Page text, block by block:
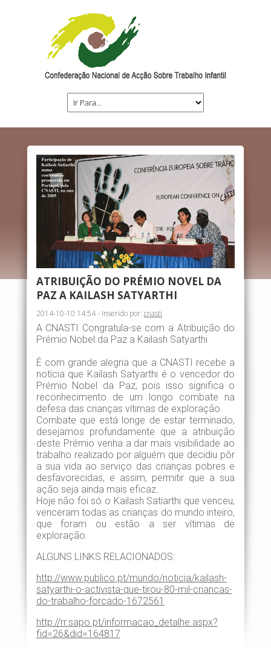
ATRIBUIÇÃO DO PRÉMIO NOVEL DA
PAZ A KAILASH SATYARTHI
2014-10-10 14:54 - Inserido por: cnasti
A CNASTI Congratula-se com a Atribuição do
Prémio Nobel da Paz a Kailash Satyarthi
É com grande alegria que a CNASTI recebe a
notícia que Kailash Satyarthi é o vencedor do
Prémio Nobel da Paz, pois isso significa o
reconhecimento de um longo combate na
defesa das crianças vítimas de exploração.
Combate que está longe de estar terminado,
desejamos profundamente que a atribuição
deste Prémio venha a dar mais visibilidade ao
trabalho realizado por alguém que decidiu pôr
a sua vida ao serviço das crianças pobres e
desfavorecidas, e assim, permitir que a sua
ação seja ainda mais eficaz.
Hoje não foi só o Kailash Satiarthi que venceu,
venceram todas as crianças do mundo inteiro,
que foram ou estão a ser vítimas de
exploração.
ALGUNS LINKS RELACIONADOS:
http://www.publico.pt/mundo/noticia/kailash-
satyarthi-o-activista-que-tirou-80-mil-criancas-
do-trabalho-forcado-1672561
http://rr.sapo.pt/informacao_detalhe.aspx?
fid=26&did=164817